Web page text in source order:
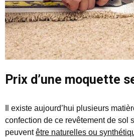
Prix d’une moquette
Il existe aujourd’hui plusieurs
confection de ce revêtement de sol
peuventêtre naturelles ou